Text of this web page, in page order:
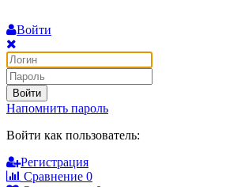
Войти
Войти
Напомнить пароль
Войти как пользователь:
Регистрация
Сравнение 0